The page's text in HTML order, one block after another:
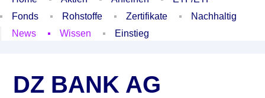
Fonds
Rohstoffe Zertifikate
Nachhaltig
News
Wissen Einstieg
DZ BANK AG